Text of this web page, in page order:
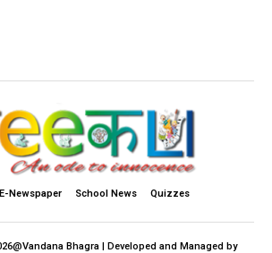
E-Newspaper School News Quizzes
Bhagra | Developed and Managed by